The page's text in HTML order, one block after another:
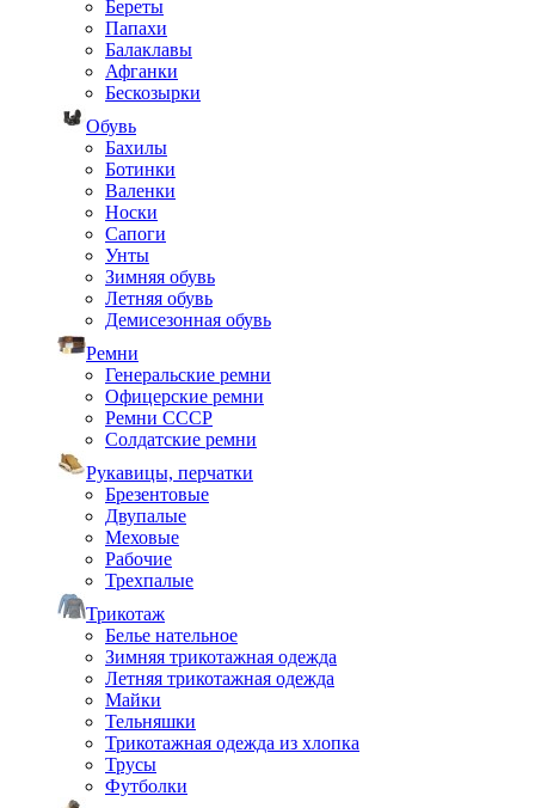
Береты
Папахи
Балаклавы
Афганки
Бескозырки
Обувь
Бахилы
Ботинки
Валенки
Носки
Сапоги
Унты
Зимняя обувь
Летняя обувь
Демисезонная обувь
Ремни
Генеральские ремни
Офицерские ремни
Ремни СССР
Солдатские ремни
Рукавицы, перчатки
Брезентовые
Двупалые
Меховые
Рабочие
Трехпалые
Трикотаж
Белье нательное
Зимняя трикотажная одежда
Летняя трикотажная одежда
Майки
Тельняшки
Трикотажная одежда из хлопка
Трусы
Футболки